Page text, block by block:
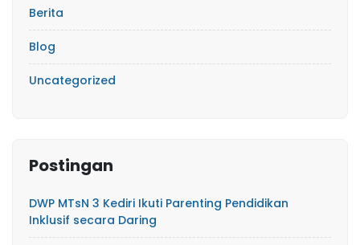
Berita
Blog
Uncategorized
Postingan
DWP MTsN 3 Kediri Ikuti Parenting Pendidikan
Inklusif secara Daring